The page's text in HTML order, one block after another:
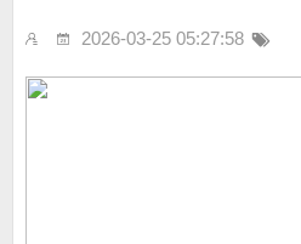
2026-03-25 05:27:58